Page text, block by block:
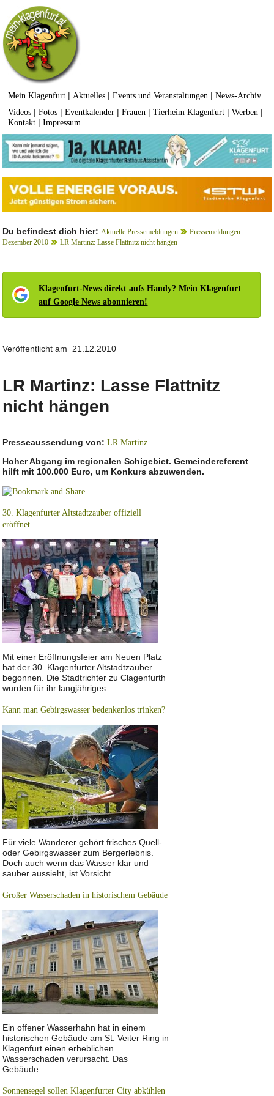
Mein Klagenfurt | Aktuelles |Events und Veranstaltungen |News-Archiv
Videos |Fotos |Eventkalender |Frauen |Tierheim Klagenfurt |Werben |
Kontakt |Impressum
Du befindest dich hier: Aktuelle Pressemeldungen
Pressemeldungen
Dezember 2010
LR Martinz: Lasse Flattnitz nicht hängen
Klagenfurt-News direkt aufs Handy? Mein Klagenfurt
auf Google News abonnieren!
Veröffentlicht am 21.12.2010
LR Martinz: Lasse Flattnitz
nicht hängen
Presseaussendung von:LR Martinz
Hoher Abgang im regionalen Schigebiet. Gemeindereferent
hilft mit 100.000 Euro, um Konkurs abzuwenden.
30. Klagenfurter Altstadtzauber offiziell
eröffnet
Mit einer Eröffnungsfeier am Neuen Platz
hat der 30. Klagenfurter Altstadtzauber
begonnen. Die Stadtrichter zu Clagenfurth
wurden für ihr langjähriges…
Kann man Gebirgswasser bedenkenlos trinken?
Für viele Wanderer gehört frisches Quell-
oder Gebirgswasser zum Bergerlebnis.
Doch auch wenn das Wasser klar und
sauber aussieht, ist Vorsicht…
Großer Wasserschaden in historischem Gebäude
Ein offener Wasserhahn hat in einem
historischen Gebäude am St. Veiter Ring in
Klagenfurt einen erheblichen
Wasserschaden verursacht. Das
Gebäude…
Sonnensegel sollen Klagenfurter City abkühlen